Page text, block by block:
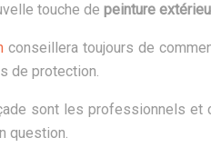
touche de peinture
conseillera toujours de
de protection.
sont les professionnels
question.